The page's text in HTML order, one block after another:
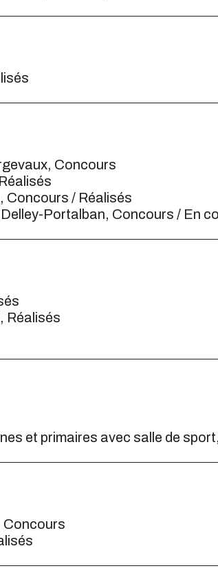
Concours
Concours / Réalisés
Portalban, Concours / En
Réalisés
et primaires avec salle de
Concours